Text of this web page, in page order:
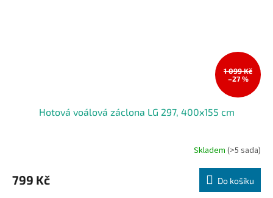
1 099 Kč
–27 %
Hotová voálová záclona LG 297, 400x155 cm
Skladem (>5 sada)
799 Kč Do košíku